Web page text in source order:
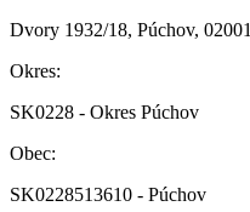
Dvory 1932/18, Púchov, 02001
Okres:
SK0228 - Okres Púchov
Obec:
SK0228513610 - Púchov